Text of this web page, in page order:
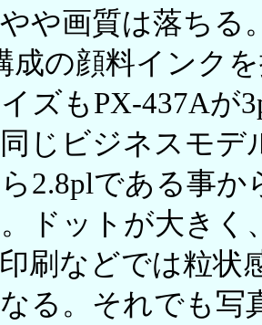
や画質は落ちる
成の顔料インク
ズもPX-437Aが
じビジネスモデ
2.8plである事
ドットが大きく
刷などでは粒状
る。それでも写